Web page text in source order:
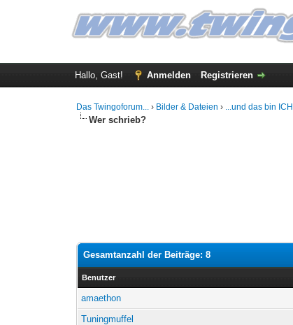
Hallo, Gast! Anmelden Registrieren
Das Twingoforum... › Bilder & Dateien › ...und das bin
Wer schrieb?
Gesamtanzahl der Beiträge: 8
Benutzer
amaethon
Tuningmuffel